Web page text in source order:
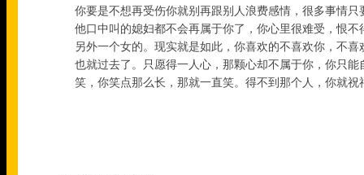
你要是不想再受伤你就别再跟别人浪费感情，很多事情
他口中叫的媳妇都不会再属于你了，你心里很难受，恨
另外一个女的。现实就是如此，你喜欢的不喜欢你，不
也就过去了。只愿得一人心，那颗心却不属于你，你只
笑，你笑点那么长，那就一直笑。得不到那个人，你就